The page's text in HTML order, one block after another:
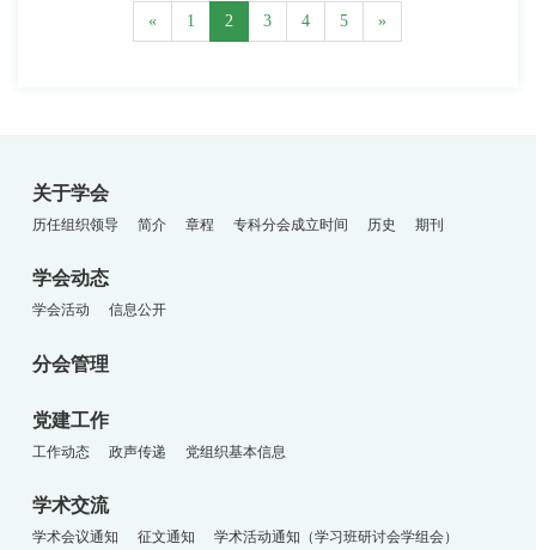
« 1 2 3 4 5 »
关于学会
历任组织领导 简介 章程 专科分会成立时间 历史 期刊
学会动态
学会活动 信息公开
分会管理
党建工作
工作动态 政声传递 党组织基本信息
学术交流
学术会议通知 征文通知 学术活动通知（学习班研讨会学组会）